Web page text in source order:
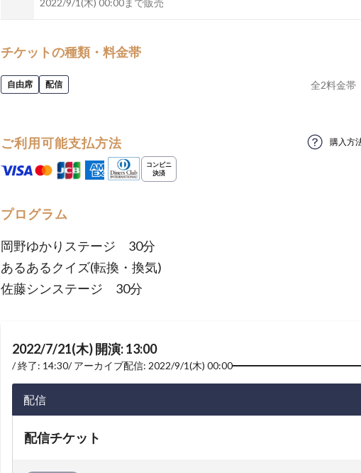
2022/9/1(木) 00:00まで販売
チケットの種類・料金帯
自由席 配信 全2料金帯
ご利用可能支払方法 購入方
プログラム
岡野ゆかりステージ 30分
あるあるクイズ(転換・換気)
佐藤シンステージ 30分
2022/7/21(木) 開演: 13:00
終了: 14:30 アーカイブ配信: 2022/9/1(木) 00:00
配信
配信チケット